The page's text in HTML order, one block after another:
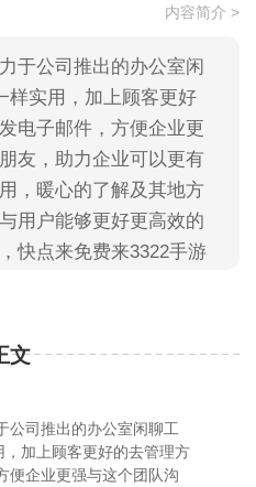
内容简介 >
于公司推出的办公室闲
样实用，加上顾客更好
电子邮件，方便企业更
友，助力企业可以更有
，暖心的了解及其地方
用户能够更好更高效的
快点来免费来3322手游
文
公司推出的办公室闲聊工
加上顾客更好的去管理方
便企业更强与这个团队沟